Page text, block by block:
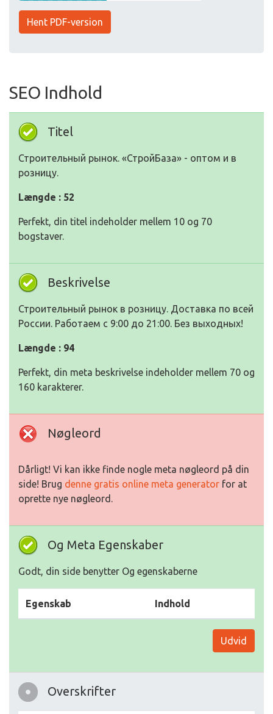
Hent PDF-version
SEO Indhold
Titel
Строительный рынок. «СтройБаза» - оптом и в
розницу.
Længde : 52
Perfekt, din titel indeholder mellem 10 og 70
bogstaver.
Beskrivelse
Строительный рынок в розницу. Доставка по всей
России. Работаем с 9:00 до 21:00. Без выходных!
Længde : 94
Perfekt, din meta beskrivelse indeholder mellem 70 og
160 karakterer.
Nøgleord
Dårligt! Vi kan ikke finde nogle meta nøgleord på din
side! Brug denne gratis online meta generator for at
oprette nye nøgleord.
Og Meta Egenskaber
Godt, din side benytter Og egenskaberne
Egenskab Indhold
Udvid
Overskrifter